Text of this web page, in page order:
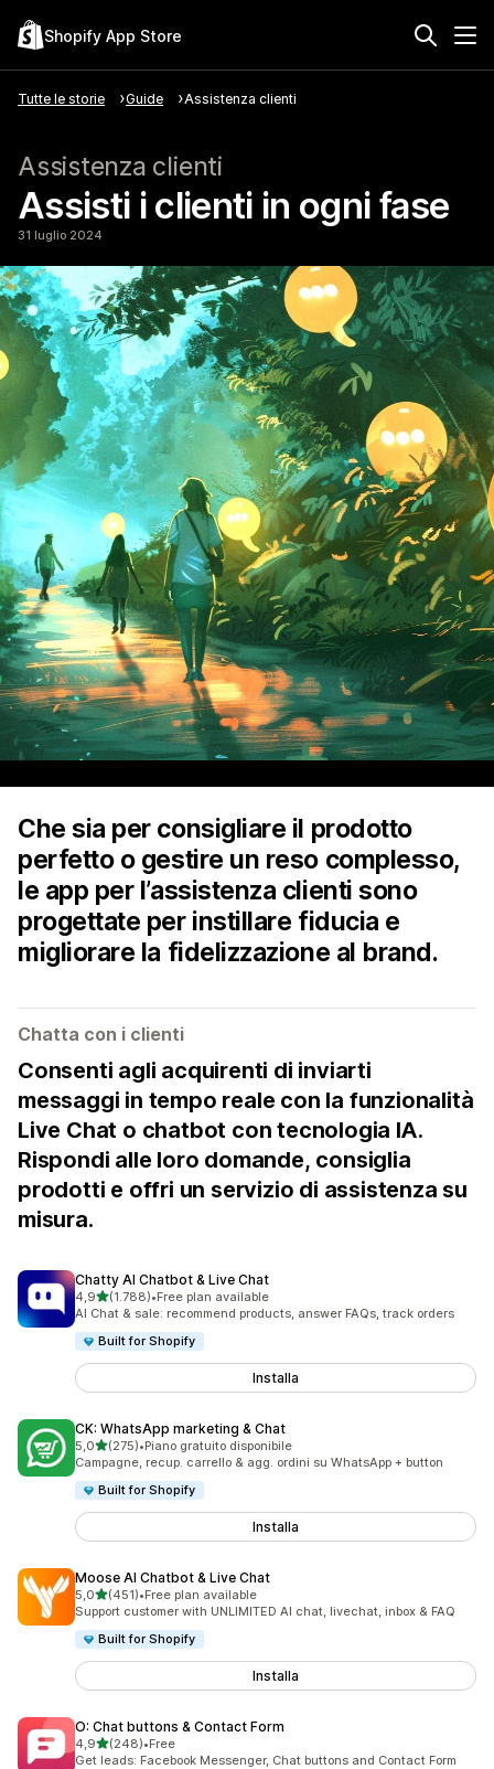
Shopify App Store
Tutte le storie Guide Assistenza clienti
Assistenza clienti
Assisti i clienti in ogni fase
31 luglio 2024
Che sia per consigliare il prodotto
perfetto o gestire un reso complesso,
le app per l’assistenza clienti sono
progettate per instillare fiducia e
migliorare la fidelizzazione al brand.
Chatta con i clienti
Consenti agli acquirenti di inviarti
messaggi in tempo reale con la funzionalità
Live Chat o chatbot con tecnologia IA.
Rispondi alle loro domande, consiglia
prodotti e offri un servizio di assistenza su
misura.
Chatty AI Chatbot & Live Chat
4,9stelle su 5
(1.788)
1788 recensioni totali
•Free plan available
AI Chat & sale: recommend products, answer FAQs, track orders
Built for Shopify
Installa
CK: WhatsApp marketing & Chat
5,0stelle su 5
(275)
275 recensioni totali
•Piano gratuito disponibile
Campagne, recup. carrello & agg. ordini su WhatsApp + button
Built for Shopify
Installa
Moose AI Chatbot & Live Chat
5,0stelle su 5
(451)
451 recensioni totali
•Free plan available
Support customer with UNLIMITED AI chat, livechat, inbox & FAQ
Built for Shopify
Installa
O: Chat buttons & Contact Form
4,9stelle su 5
(248)
248 recensioni totali
•Free
Get leads: Facebook Messenger, Chat buttons and Contact Form